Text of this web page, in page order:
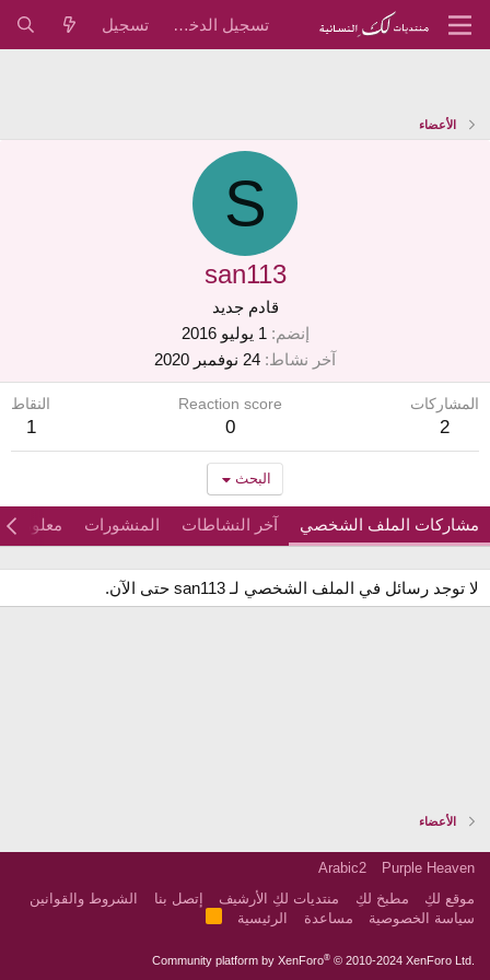
تسجيل الدخول تسجيل
الأعضاء
S
san113
قادم جديد
إنضم
1 يوليو 2016
آخر نشاط 24 نوفمبر 2020
المشاركات
2
Reaction score
0
النقاط
1
البحث
مشاركات الملف الشخصي آخر النشاطات المنشورات معلومات
لا توجد رسائل في الملف الشخصي لـ san113 حتى الآن.
الأعضاء
Purple Heaven
Arabic2
موقع لكِ
مطبخ لكِ منتديات لكِ الأرشيف إتصل بنا
الشروط والقوانين
سياسة الخصوصية
مساعدة الرئيسية
Community platform by XenForo® © 2010-2024 XenForo Ltd.